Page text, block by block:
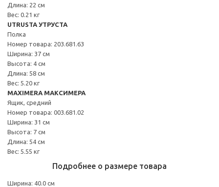
Длина: 22 см
Вес: 0.21 кг
UTRUSTA УТРУСТА
Полка
Номер товара: 203.681.63
Ширина: 37 см
Высота: 4 см
Длина: 58 см
Вес: 5.20 кг
MAXIMERA МАКСИМЕРА
Ящик, средний
Номер товара: 003.681.02
Ширина: 31 см
Высота: 7 см
Длина: 54 см
Вес: 5.55 кг
Подробнее о размере товара
Ширина: 40.0 см